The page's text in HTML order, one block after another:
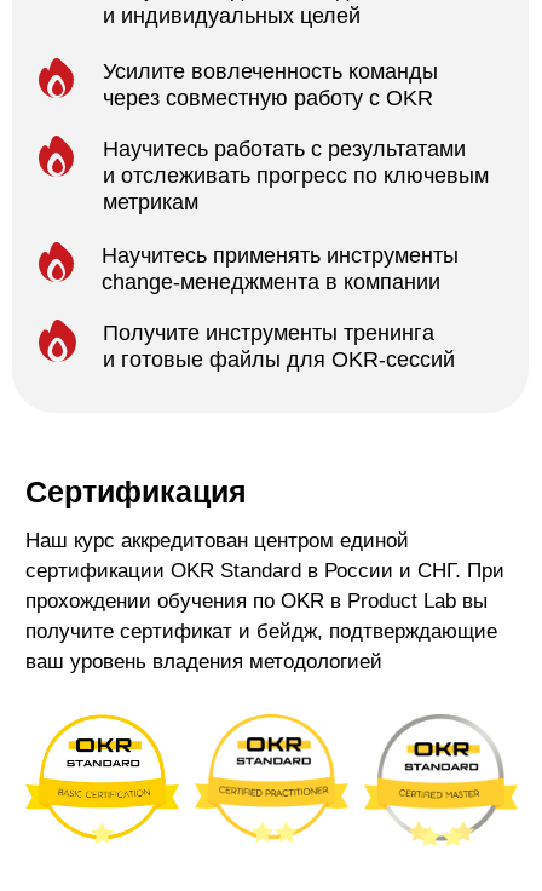
Наш курс аккредитован центром единой
прохождении обучения по OKR в Product Lab вы
получите сертификат и бейдж, подтверждающие
ваш уровень владения методологией
Cертификация
обучение?
Практика во время уроков
Пройдете 11 теоретических занятий и 8
воркшопов в онлайн формате, разберете
более 10 кейсов компаний